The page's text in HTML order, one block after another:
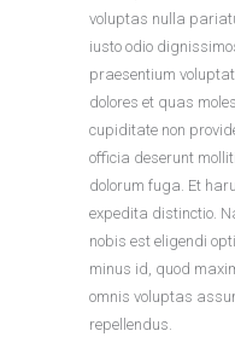
voluptas nulla
iusto odio
praesentium
dolores et quas
cupiditate non
officia deserunt
dolorum fuga. Et
expedita distinctio.
nobis est eligendi
minus id, quod
omnis voluptas
repellendus.